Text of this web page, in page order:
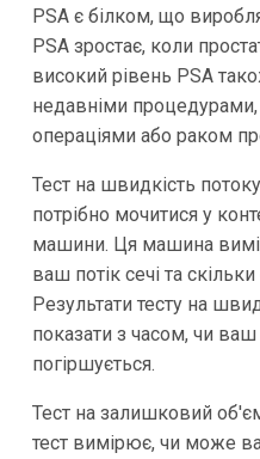
PSA є білком, що
PSA зростає, коли
високий рівень PSA
недавніми
операціями або раком
Тест на швидкість
потрібно мочитися у
машини. Ця машина
ваш потік сечі та
Результати тесту на
показати з часом, чи
погіршується.
Тест на залишковий
тест вимірює, чи може